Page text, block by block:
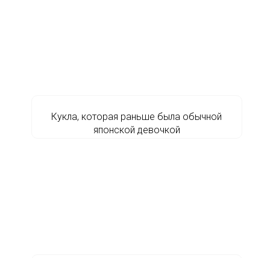
Кукла, которая раньше была обычной
японской девочкой